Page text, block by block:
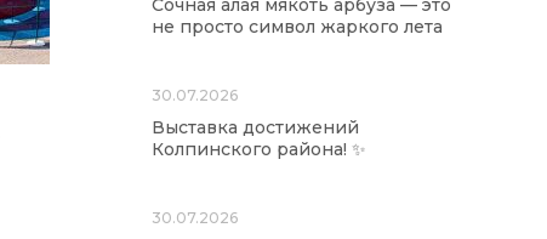
Сочная алая мякоть арбуза — это
не просто символ жаркого лета
30.07.2026
Выставка достижений
Колпинского района! ✨
30.07.2026